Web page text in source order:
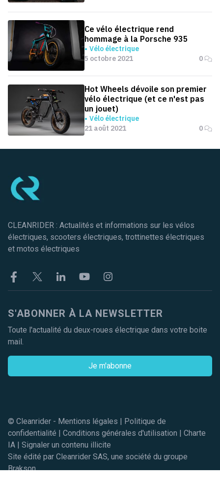
Ce vélo électrique rend
hommage à la Porsche 935
Vélo électrique
5 octobre 2021
0
Hot Wheels dévoile son premier
vélo électrique (et ce n'est pas
un jouet)
Vélo électrique
21 août 2021
0
CLEANRIDER : Actualités et informations sur les vélos
électriques, scooters électriques, trottinettes électriques
et motos électriques
FacebookTwitter LinkekinYoutubeInstagram
S'ABONNER À LA NEWSLETTER
Toute l'actualité du deux-roues électrique dans votre boite
mail.
Je m'abonne
© Cleanrider - Mentions légales | Politique de
confidentialité | Conditions générales d'utilisation | Charte
IA | Signaler un contenu illicite
Site édité par Cleanrider SAS, une société du groupe
Brakson